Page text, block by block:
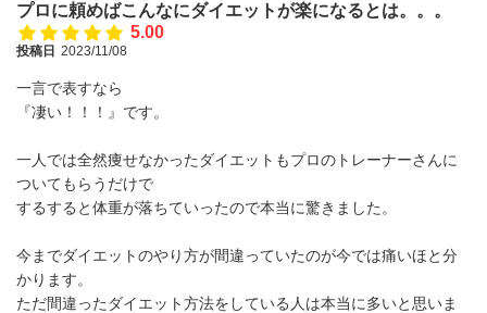
プロに頼めばこんなにダイエットが楽になるとは。。。
5.00
投稿日 2023/11/08
一言で表すなら
『凄い！！！』です。
一人では全然痩せなかったダイエットもプロのトレーナーさんに
ついてもらうだけで
するすると体重が落ちていったので本当に驚きました。
今までダイエットのやり方が間違っていたのが今では痛いほと分
かります。
ただ間違ったダイエット方法をしている人は本当に多いと思いま